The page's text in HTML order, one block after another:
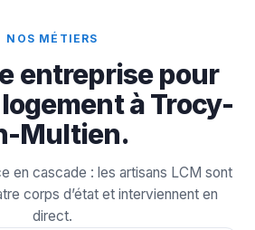
NOS MÉTIERS
entreprise pour
à Trocy-
Multien.
en cascade : les artisans LCM sont
corps d’état et interviennent en
direct.